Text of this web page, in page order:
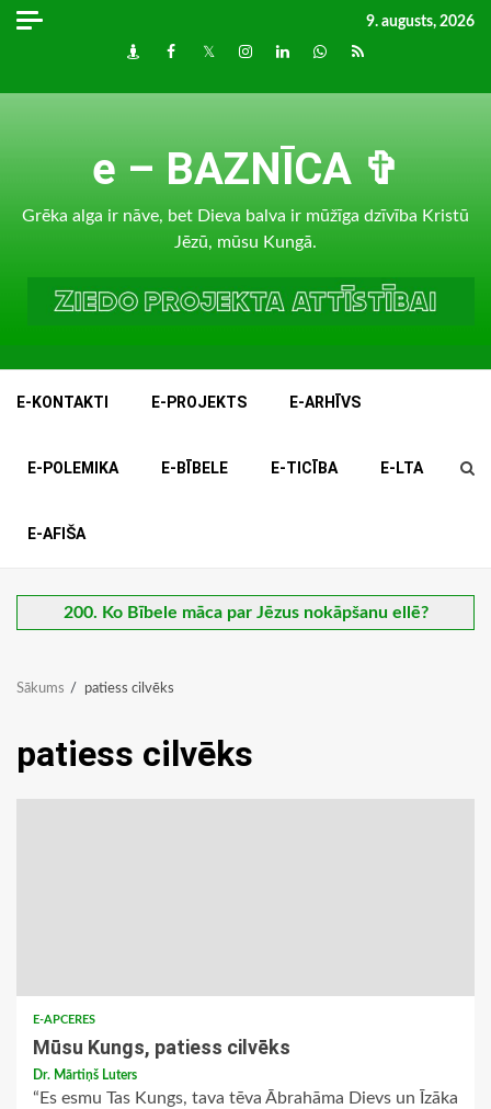
Skip
9. augusts, 2026
DraugiemFacebook
TwitterInstagram
LinkedInwhatsapp
RSS
e – BAZNĪCA ✞
Grēka alga ir nāve, bet Dieva balva ir mūžīga dzīvība Kristū
Jēzū, mūsu Kungā.
E-KONTAKTI E-PROJEKTS E-ARHĪVS
E-POLEMIKA E-BĪBELE E-TICĪBA E-LTA
E-AFIŠA
200. Ko Bībele māca par Jēzus nokāpšanu ellē?
Sākums patiess cilvēks
patiess cilvēks
E-APCERES
Mūsu Kungs, patiess cilvēks
Dr. Mārtiņš Luters
“Es esmu Tas Kungs, tava tēva Ābrahāma Dievs un Īzāka